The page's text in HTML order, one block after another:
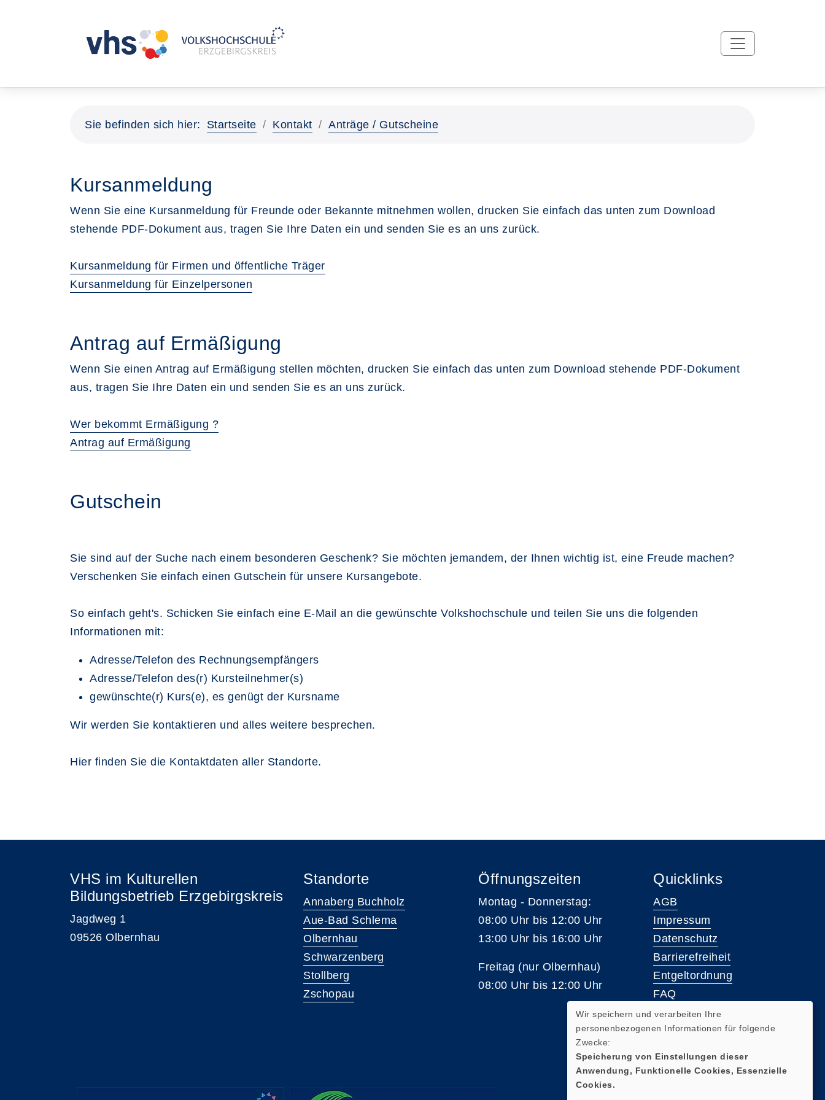
Sie befinden sich hier: Startseite Kontakt Anträge / Gutscheine
Kursanmeldung
Wenn Sie eine Kursanmeldung für Freunde oder Bekannte mitnehmen wollen, drucken Sie einfach das unten zum Download
stehende PDF-Dokument aus, tragen Sie Ihre Daten ein und senden Sie es an uns zurück.
Kursanmeldung für Firmen und öffentliche Träger
Kursanmeldung für Einzelpersonen
Antrag auf Ermäßigung
Wenn Sie einen Antrag auf Ermäßigung stellen möchten, drucken Sie einfach das unten zum Download stehende PDF-Dokument
aus, tragen Sie Ihre Daten ein und senden Sie es an uns zurück.
Wer bekommt Ermäßigung ?
Antrag auf Ermäßigung
Gutschein
Sie sind auf der Suche nach einem besonderen Geschenk? Sie möchten jemandem, der Ihnen wichtig ist, eine Freude machen?
Verschenken Sie einfach einen Gutschein für unsere Kursangebote.
So einfach geht's. Schicken Sie einfach eine E-Mail an die gewünschte Volkshochschule und teilen Sie uns die folgenden
Informationen mit:
Adresse/Telefon des Rechnungsempfängers
Adresse/Telefon des(r) Kursteilnehmer(s)
gewünschte(r) Kurs(e), es genügt der Kursname
Wir werden Sie kontaktieren und alles weitere besprechen.
Hier finden Sie die Kontaktdaten aller Standorte.
VHS im Kulturellen
Bildungsbetrieb Erzgebirgskreis
Jagdweg 1
09526 Olbernhau
Standorte
Annaberg Buchholz
Aue-Bad Schlema
Olbernhau
Schwarzenberg
Stollberg
Zschopau
Öffnungszeiten
Montag - Donnerstag:
08:00 Uhr bis 12:00 Uhr
13:00 Uhr bis 16:00 Uhr
Freitag (nur Olbernhau)
08:00 Uhr bis 12:00 Uhr
Quicklinks
AGB
Impressum
Datenschutz
Barrierefreiheit
Entgeltordnung
FAQ
Widerrufsformular
Wir speichern und verarbeiten Ihre
personenbezogenen Informationen für folgende
Zwecke:
Speicherung von Einstellungen dieser
Anwendung, Funktionelle Cookies, Essenzielle
Cookies.